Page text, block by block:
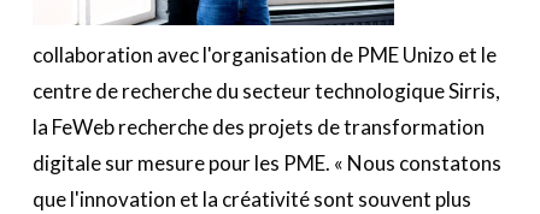
collaboration avec l'organisation de PME Unizo et le
centre de recherche du secteur technologique Sirris,
la FeWeb recherche des projets de transformation
digitale sur mesure pour les PME. « Nous constatons
que l'innovation et la créativité sont souvent plus